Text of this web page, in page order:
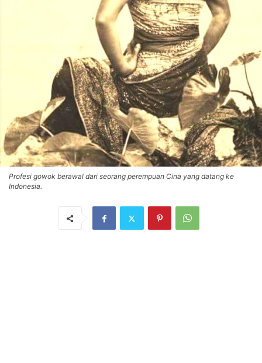
Profesi gowok berawal dari seorang perempuan Cina yang datang ke
Indonesia.